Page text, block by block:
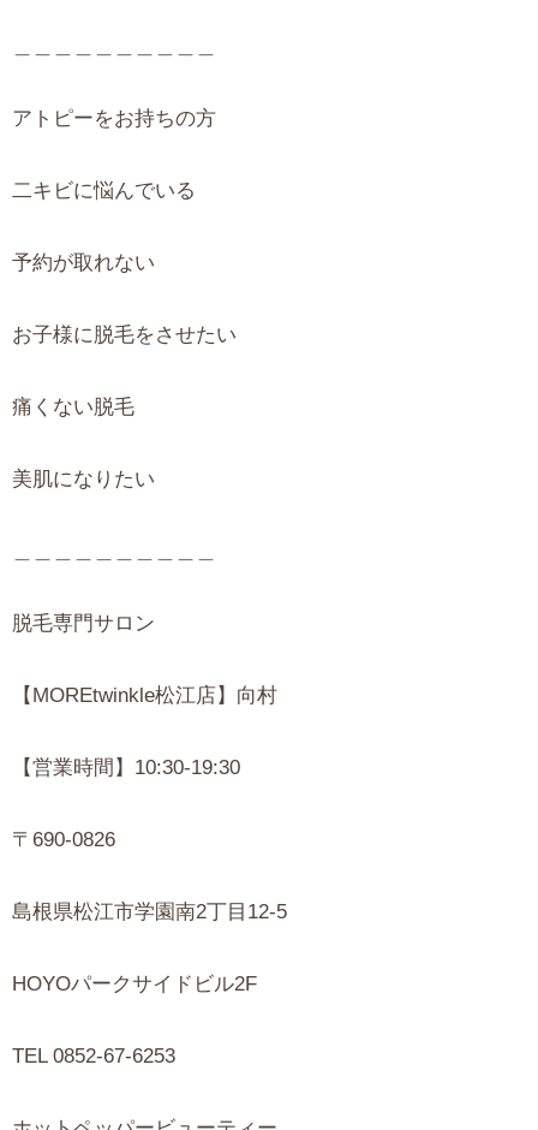
アトピーをお持ちの方
二キビに悩んでいる
予約が取れない
お子様に脱毛をさせたい
痛くない脱毛
美肌になりたい
脱毛専門サロン
【MOREtwinkle松江店】向村
【営業時間】10:30-19:30
〒690-0826
島根県松江市学園南2丁目12-5
HOYOパークサイドビル2F
TEL 0852-67-6253